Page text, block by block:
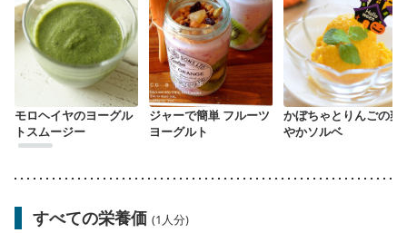
モロヘイヤのヨーグル
トスムージー
ジャーで簡単 フルーツ
ヨーグルト
かぼちゃとりんごの爽
やかソルベ
すべての栄養価 (1人分)